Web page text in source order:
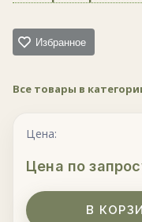
Избранное
Все товары в
Цена:
Цена по
В